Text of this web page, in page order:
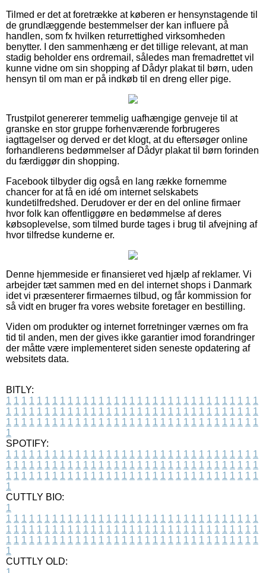
Tilmed er det at foretrække at køberen er hensynstagende til
de grundlæggende bestemmelser der kan influere på
handlen, som fx hvilken returrettighed virksomheden
benytter. I den sammenhæng er det tillige relevant, at man
stadig beholder ens ordremail, således man fremadrettet vil
kunne vidne om sin shopping af Dådyr plakat til børn, uden
hensyn til om man er på indkøb til en dreng eller pige.
Trustpilot genererer temmelig uafhængige genveje til at
granske en stor gruppe forhenværende forbrugeres
iagttagelser og derved er det klogt, at du eftersøger online
forhandlerens bedømmelser af Dådyr plakat til børn forinden
du færdiggør din shopping.
Facebook tilbyder dig også en lang række fornemme
chancer for at få en idé om internet selskabets
kundetilfredshed. Derudover er der en del online firmaer
hvor folk kan offentliggøre en bedømmelse af deres
købsoplevelse, som tilmed burde tages i brug til afvejning af
hvor tilfredse kunderne er.
Denne hjemmeside er finansieret ved hjælp af reklamer. Vi
arbejder tæt sammen med en del internet shops i Danmark
idet vi præsenterer firmaernes tilbud, og får kommission for
så vidt en bruger fra vores website foretager en bestilling.
Viden om produkter og internet forretninger værnes om fra
tid til anden, men der gives ikke garantier imod forandringer
der måtte være implementeret siden seneste opdatering af
websitets data.
BITLY:
1 1 1 1 1 1 1 1 1 1 1 1 1 1 1 1 1 1 1 1 1 1 1 1 1 1 1 1 1 1 1 1 1
1 1 1 1 1 1 1 1 1 1 1 1 1 1 1 1 1 1 1 1 1 1 1 1 1 1 1 1 1 1 1 1 1
1 1 1 1 1 1 1 1 1 1 1 1 1 1 1 1 1 1 1 1 1 1 1 1 1 1 1 1 1 1 1 1 1
1
SPOTIFY:
1 1 1 1 1 1 1 1 1 1 1 1 1 1 1 1 1 1 1 1 1 1 1 1 1 1 1 1 1 1 1 1 1
1 1 1 1 1 1 1 1 1 1 1 1 1 1 1 1 1 1 1 1 1 1 1 1 1 1 1 1 1 1 1 1 1
1 1 1 1 1 1 1 1 1 1 1 1 1 1 1 1 1 1 1 1 1 1 1 1 1 1 1 1 1 1 1 1 1
1
CUTTLY BIO:
1
1 1 1 1 1 1 1 1 1 1 1 1 1 1 1 1 1 1 1 1 1 1 1 1 1 1 1 1 1 1 1 1 1
1 1 1 1 1 1 1 1 1 1 1 1 1 1 1 1 1 1 1 1 1 1 1 1 1 1 1 1 1 1 1 1 1
1 1 1 1 1 1 1 1 1 1 1 1 1 1 1 1 1 1 1 1 1 1 1 1 1 1 1 1 1 1 1 1 1
1
CUTTLY OLD: